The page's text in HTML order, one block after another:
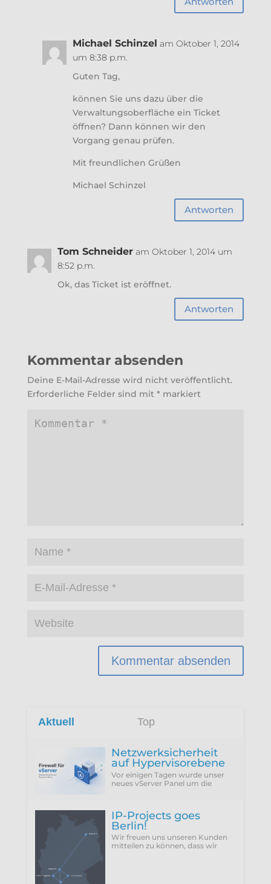
Michael Schinzel am Oktober 1, 2014
um 8:38 p.m.
Guten Tag,
können Sie uns dazu über die
Verwaltungsoberfläche ein Ticket
öffnen? Dann können wir den
Vorgang genau prüfen.
Mit freundlichen Grüßen
Michael Schinzel
Antworten
Tom Schneider am Oktober 1, 2014 um
8:52 p.m.
Ok, das Ticket ist eröffnet.
Antworten
Kommentar absenden
Deine E-Mail-Adresse wird nicht veröffentlicht.
Erforderliche Felder sind mit * markiert
Aktuell Top
Netzwerksicherheit
auf Hypervisorebene
Vor einigen Tagen wurde unser
neues vServer Panel um die
IP-Projects goes
Berlin!
Wir freuen uns unseren Kunden
mitteilen zu können, dass wir